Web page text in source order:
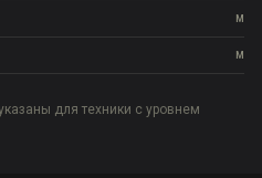
м
м
для техники с уровнем